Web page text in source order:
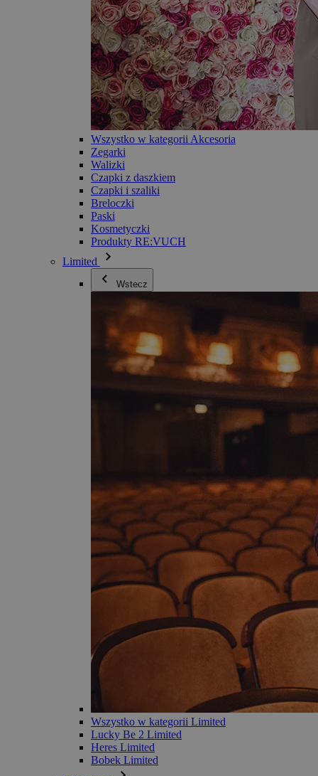
Wszystko w kategorii Akcesoria
Zegarki
Walizki
Czapki z daszkiem
Czapki i szaliki
Breloczki
Paski
Kosmetyczki
Produkty RE:VUCH
Limited
Wstecz
Wszystko w kategorii Limited
Lucky Be 2 Limited
Heres Limited
Bobek Limited